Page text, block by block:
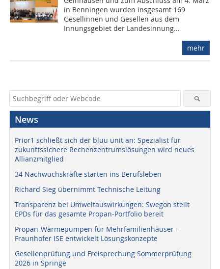
in Benningen wurden insgesamt 169
Gesellinnen und Gesellen aus dem
Innungsgebiet der Landesinnung...
mehr
News
Prior1 schließt sich der bluu unit an: Spezialist für
zukunftssichere Rechenzentrumslösungen wird neues
Allianzmitglied
34 Nachwuchskräfte starten ins Berufsleben
Richard Sieg übernimmt Technische Leitung
Transparenz bei Umweltauswirkungen: Swegon stellt
EPDs für das gesamte Propan-Portfolio bereit
Propan-Wärmepumpen für Mehrfamilienhäuser –
Fraunhofer ISE entwickelt Lösungskonzepte
Gesellenprüfung und Freisprechung Sommerprüfung
2026 in Springe